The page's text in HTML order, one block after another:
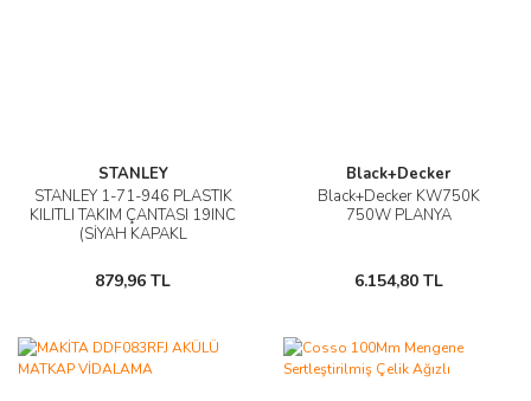
STANLEY
STANLEY 1-71-946 PLASTIK
KILITLI TAKIM ÇANTASI 19INC
(SİYAH KAPAKL
879,96 TL
Black+Decker
Black+Decker KW750K
750W PLANYA
6.154,80 TL